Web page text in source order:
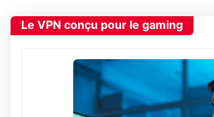
Le VPN conçu pour le gaming